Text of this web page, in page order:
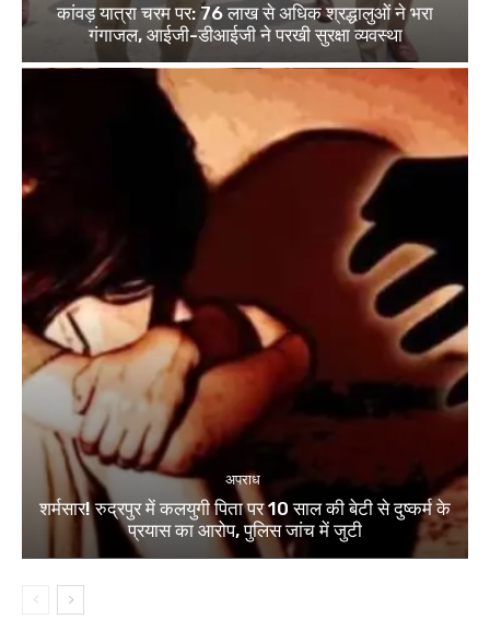
कांवड़ यात्रा चरम पर: 76 लाख से अधिक श्रद्धालुओं ने भरा
गंगाजल, आईजी-डीआईजी ने परखी सुरक्षा व्यवस्था
अपराध
शर्मसार! रुद्रपुर में कलयुगी पिता पर 10 साल की बेटी से दुष्कर्म के
प्रयास का आरोप, पुलिस जांच में जुटी